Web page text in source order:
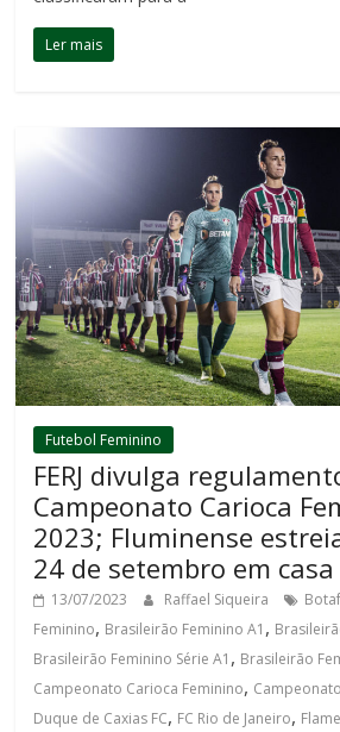
Ler mais
Futebol Feminino
FERJ divulga
Campeonato Carioca
2023; Fluminense
24 de setembro em casa
13/07/2023 Raffael Siqueira
Feminino, Brasileirão Feminino A1 ,
Brasileirão Feminino Série A1 , Brasileirão
Campeonato Carioca Feminino,
Duque de Caxias FC, FC Rio de Janeiro,